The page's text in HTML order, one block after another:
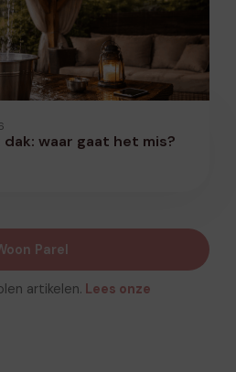
waar gaat het mis?
Parel
artikelen. Lees onze